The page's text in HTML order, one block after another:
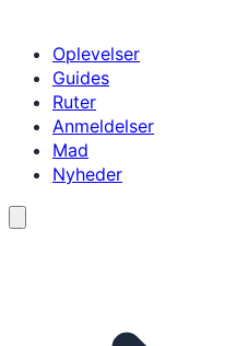
Oplevelser
Guides
Ruter
Anmeldelser
Mad
Nyheder